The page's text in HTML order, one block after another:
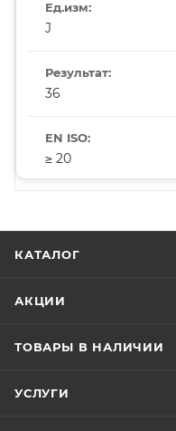
J
36
≥ 20
КАТАЛОГ
АКЦИИ
ТОВАРЫ В НАЛИЧИИ
УСЛУГИ